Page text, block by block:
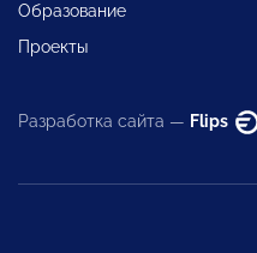
Образование
Проекты
Разработка сайта — Flips